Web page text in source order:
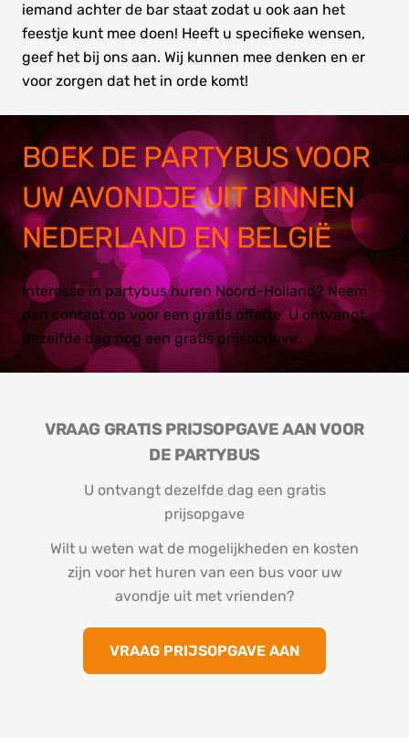
iemand achter de bar staat zodat u ook aan het
feestje kunt mee doen! Heeft u specifieke wensen,
geef het bij ons aan. Wij kunnen mee denken en er
voor zorgen dat het in orde komt!
BOEK DE PARTYBUS VOOR
UW AVONDJE UIT BINNEN
NEDERLAND EN BELGIË
Interesse in partybus huren Noord-Holland? Neem
dan contact op voor een gratis offerte. U ontvangt
dezelfde dag nog een gratis prijsopgave.
VRAAG GRATIS PRIJSOPGAVE AAN VOOR
DE PARTYBUS
U ontvangt dezelfde dag een gratis
prijsopgave
Wilt u weten wat de mogelijkheden en kosten
zijn voor het huren van een bus voor uw
avondje uit met vrienden?
VRAAG PRIJSOPGAVE AAN